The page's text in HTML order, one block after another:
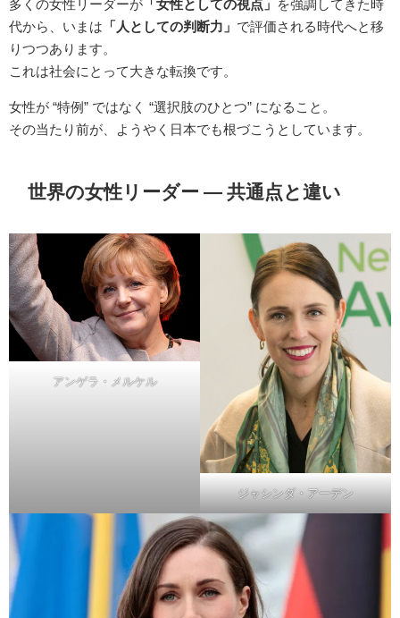
多くの女性リーダーが 「女性としての視点」
を強調してきた時
代から、いまは 「人としての判断力」 で評価される時代へと移
りつつあります。
これは社会にとって大きな転換です。
女性が “特例” ではなく “選択肢のひとつ” になること。
その当たり前が、ようやく日本でも根づこうとしています。
世界の女性リーダー ― 共通点と違い
アンゲラ・メルケル
ジャシンダ・アーデン